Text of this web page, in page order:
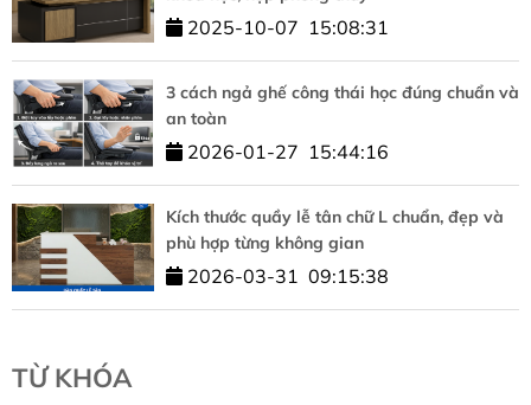
2025-10-07 15:08:31
3 cách ngả ghế công thái học đúng chuẩn và
an toàn
2026-01-27 15:44:16
Kích thước quầy lễ tân chữ L chuẩn, đẹp và
phù hợp từng không gian
2026-03-31 09:15:38
TỪ KHÓA